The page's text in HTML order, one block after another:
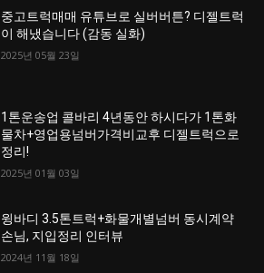
중고트럭매매 유튜브로 실버버튼? 디젤트럭
이 해냈습니다 (감동 실화)
2025년 05월 23일
1톤운송업 콜바리 4년동안 하시다가 1톤화
물차+영업용넘버가격비교후 디젤트럭으로
정리!
2025년 01월 03일
윙바디 3.5톤트럭+화물개별넘버 동시계약
손님, 지입정리 인터뷰
2024년 11월 18일